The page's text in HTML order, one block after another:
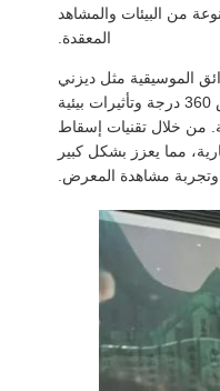
من البيئات والمشاهد
المعقدة.
الموسيقية مثل ديزني
وأستوديوهات يونيفرسال هذه التكنولوجيا لجلب الزوار إلى عالم قصة غامرة بالكامل من خلال عرض 360 درجة وتأثيرات بيئية
من خلال تقنيات إسقاط
مما يعزز بشكل كبير
وتجربة مشاهدة المعرض.